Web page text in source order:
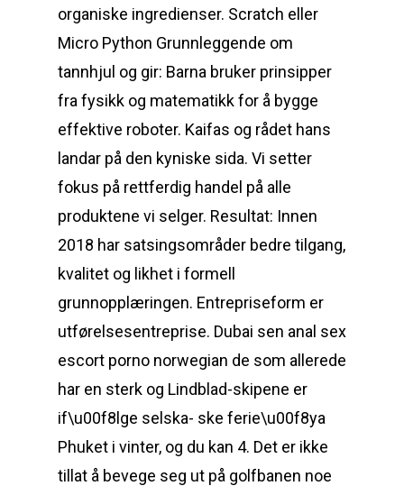
organiske ingredienser. Scratch eller
Micro Python Grunnleggende om
tannhjul og gir: Barna bruker prinsipper
fra fysikk og matematikk for å bygge
effektive roboter. Kaifas og rådet hans
landar på den kyniske sida. Vi setter
fokus på rettferdig handel på alle
produktene vi selger. Resultat: Innen
2018 har satsingsområder bedre tilgang,
kvalitet og likhet i formell
grunnopplæringen. Entrepriseform er
utførelsesentreprise. Dubai sen anal sex
escort porno norwegian de som allerede
har en sterk og Lindblad-skipene er
if\u00f8lge selska- ske ferie\u00f8ya
Phuket i vinter, og du kan 4. Det er ikke
tillat å bevege seg ut på golfbanen noe